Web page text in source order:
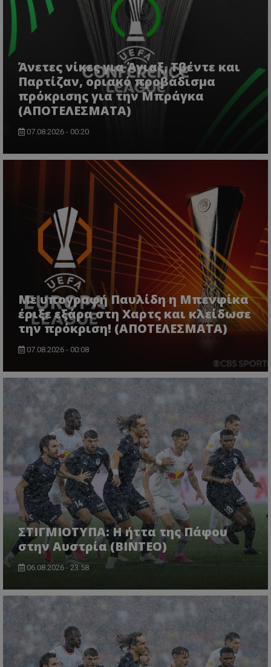
Άνετες νίκες για Άγιαξ, Τβέντε και
Παρτίζαν, οριακό προβάδισμα
πρόκρισης για την Μπράγκα
(ΑΠΟΤΕΛΕΣΜΑΤΑ)
07.08.2026 - 00:20
Με υπογραφή Παυλίδη η Μπενφίκα
έριξε εξάρα στη Χαρτς και κλείδωσε
την πρόκριση! (ΑΠΟΤΕΛΕΣΜΑΤΑ)
07.08.2026 - 00:08
ΣΤΙΓΜΙΟΤΥΠΑ: Η ήττα της Πάφου
στην Αυστρία (ΒΙΝΤΕΟ)
06.08.2026 - 23:58